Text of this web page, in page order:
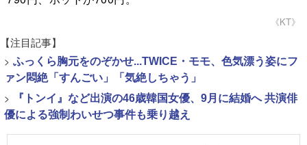
《KT》
【注目記事】
> ふっくら胸元をのぞかせ...TWICE・モモ、色気漂う姿にフ
ァン悶絶「すんごい」「気絶しちゃう」
>
『トンイ』など出演の46歳韓国女優、9月に結婚へ 共演俳
優による強制わいせつ事件も乗り越え